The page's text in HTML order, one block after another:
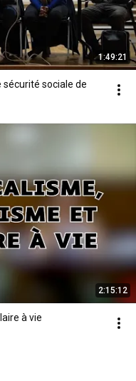
1:49:21
sécurité sociale de
2:15:12
à vie